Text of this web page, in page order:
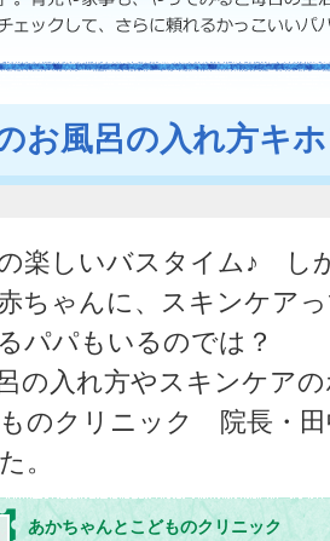
お風呂の入れ方キ
楽しいバスタイム♪ し
ちゃんに、スキンケア
パパもいるのでは？
の入れ方やスキンケア
のクリニック 院長・田
。
あかちゃんとこどものクリニック